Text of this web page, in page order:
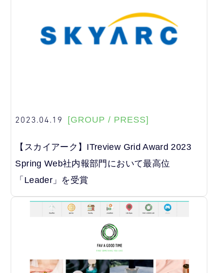
2023.04.19 [GROUP / PRESS]
【スカイアーク】 ITreview Grid Award 2023
Spring Web社内報部門において最高位
「Leader」を受賞